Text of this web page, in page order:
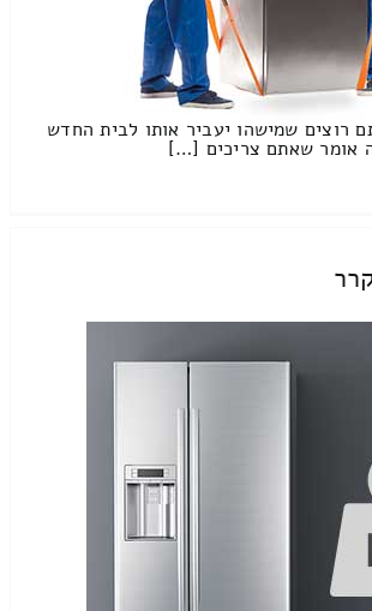
רוצים שמישהו יעביר אותו לבית החדש
אומר שאתם צריכים […]